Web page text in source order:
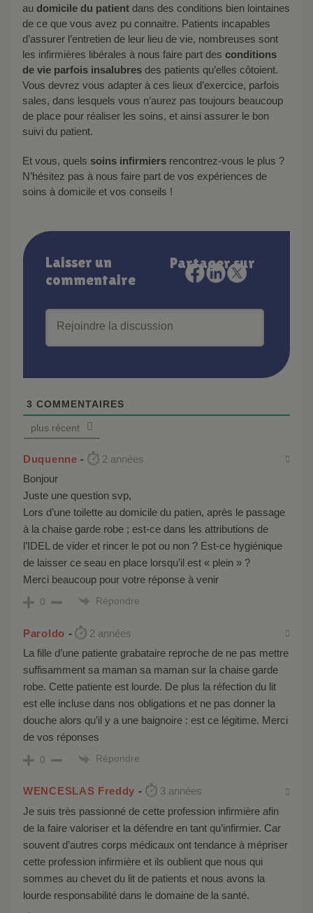
au domicile du patient dans des conditions bien lointaines
de ce que vous avez pu connaitre. Patients incapables
d’assurer l’entretien de leur lieu de vie, nombreuses sont
les infirmières libérales à nous faire part des conditions
de vie parfois insalubres des patients qu’elles côtoient.
Vous devrez vous adapter à ces lieux d’exercice, parfois
sales, dans lesquels vous n’aurez pas toujours beaucoup
de place pour réaliser les soins, et ainsi assurer le bon
suivi du patient.
Et vous, quels soins infirmiers rencontrez-vous le plus ?
N’hésitez pas à nous faire part de vos expériences de
soins à domicile et vos conseils !
Laisser un
commentaire
Partager sur
3 COMMENTAIRES
plus récent
Duquenne
2 années
Bonjour
Juste une question svp,
Lors d’une toilette au domicile du patien, après le passage
à la chaise garde robe ; est-ce dans les attributions de
l’IDEL de vider et rincer le pot ou non ? Est-ce hygiénique
de laisser ce seau en place lorsqu’il est « plein » ?
Merci beaucoup pour votre réponse à venir
0 Répondre
Paroldo
2 années
La fille d’une patiente grabataire reproche de ne pas mettre
suffisamment sa maman sa maman sur la chaise garde
robe. Cette patiente est lourde. De plus la réfection du lit
est elle incluse dans nos obligations et ne pas donner la
douche alors qu’il y a une baignoire : est ce légitime. Merci
de vos réponses
0 Répondre
WENCESLAS Freddy
3 années
Je suis très passionné de cette profession infirmière afin
de la faire valoriser et la défendre en tant qu’infirmier. Car
souvent d’autres corps médicaux ont tendance à mépriser
cette profession infirmière et ils oublient que nous qui
sommes au chevet du lit de patients et nous avons la
lourde responsabilité dans le domaine de la santé.